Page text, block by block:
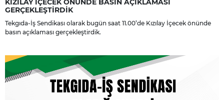
KIZILAY İÇECEK ÖNÜNDE BASIN AÇIKLAMASI
GERÇEKLEŞTİRDİK
Tekgıda-İş Sendikası olarak bugün saat 11.00’de Kızılay İçecek önünde
basın açıklaması gerçekleştirdik.